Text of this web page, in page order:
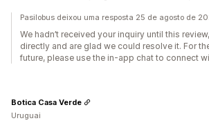
Pasilobus deixou uma resposta 25 de agosto de
We hadn’t received your inquiry until this
directly and are glad we could resolve it. For
future, please use the in-app chat to connect
Botica Casa Verde
Uruguai